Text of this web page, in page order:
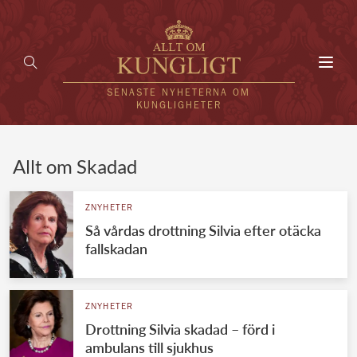
SENASTE NYHETERNA OM
KUNGLIGHETER
UTLÄNDSKT
VÄRLDENS KUNGAHUS
Svenska kungahuset
Brittiska kungahuset
REDAKTION
Allt om Skadad
ZNYHETER
Så vårdas drottning Silvia efter otäcka
fallskadan
ZNYHETER
Drottning Silvia skadad – förd i
ambulans till sjukhus